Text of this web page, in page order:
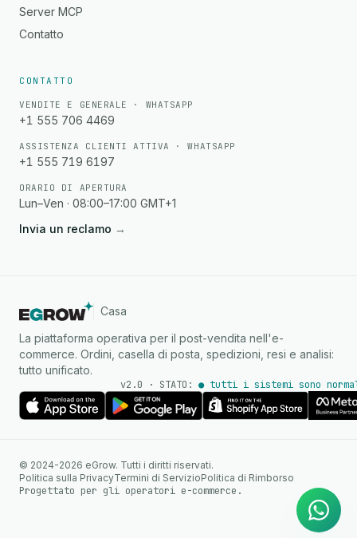
Server MCP
Contatto
CONTATTO
VENDITE E GENERALE · WHATSAPP
+1 555 706 4469
ASSISTENZA CLIENTI ATTIVA · WHATSAPP
+1 555 719 6197
ORARIO DI APERTURA
Lun–Ven · 08:00–17:00 GMT+1
Invia un reclamo →
Casa
La piattaforma operativa per il post-vendita nell'e-
commerce. Ordini, casella di posta, spedizioni, resi e analisi:
tutto unificato.
v2.0 · STATO: ● tutti i sistemi sono
© 2024-2026 eGrow. Tutti i diritti riservati.
Politica sulla PrivacyTermini di ServizioPolitica di Rimborso
Progettato per gli operatori e-commerce.
WhatsApp